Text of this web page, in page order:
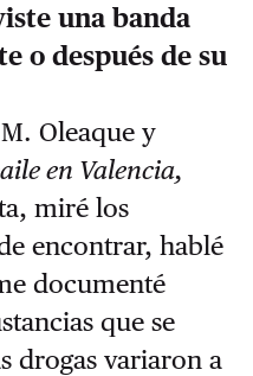
una banda
o después de su
Oleaque y
en Valencia,
miré los
encontrar, hablé
documenté
que se
drogas variaron a